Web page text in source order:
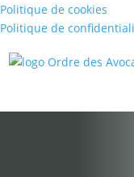
Politique de cookies
Politique de